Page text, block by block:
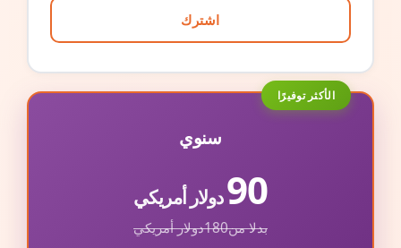
اشترك
الأكثر توفيرًا
سنوي
90دولار أمريكي
بدلا من180دولار أمريكي